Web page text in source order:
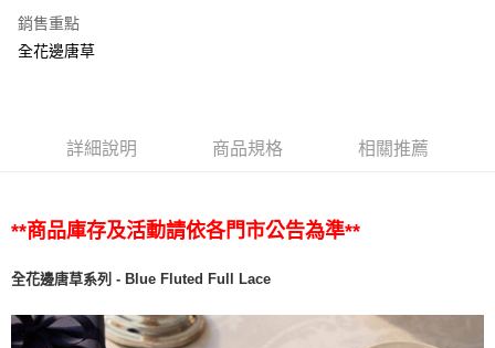
銷售重點
全花邊唐草
詳細說明 商品規格 相關推薦
**商品庫存及活動請依各門市公告為準**
全花邊唐草系列 - Blue Fluted Full Lace